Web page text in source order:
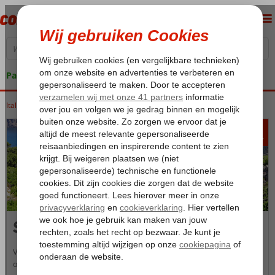
Pakketgarantie
Italië
va 367 p.p.
Sardinië
Van het helderste zeewater wat je in Europa kunt vinden, tot de
ongerepte natuurgebieden; van de heerlijke gerechten uit de